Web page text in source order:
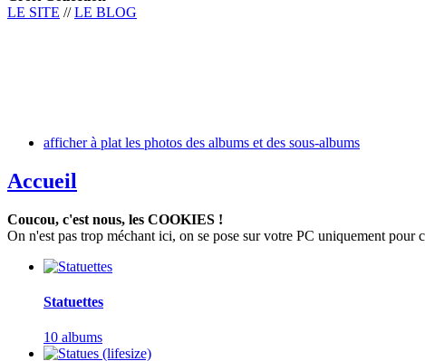
LE SITE //LE BLOG
afficher à plat les photos des albums et des sous-albums
Accueil
Coucou, c'est nous, les COOKIES !
On n'est pas trop méchant ici, on se pose sur votre PC uniquement
Statuettes
10 albums